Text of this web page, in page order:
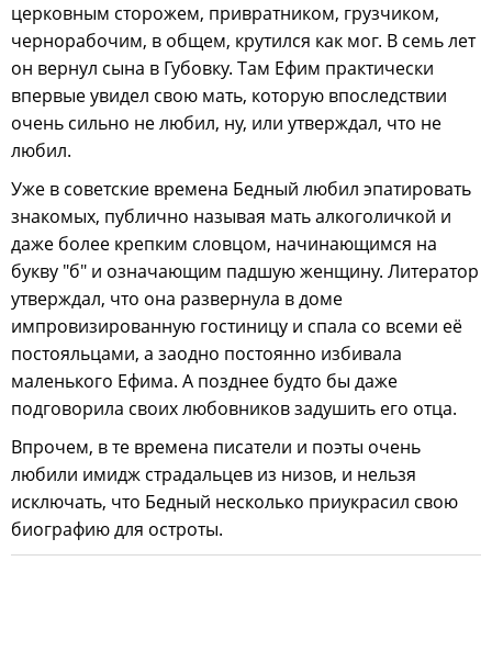
церковным сторожем, привратником, грузчиком,
чернорабочим, в общем, крутился как мог. В семь лет
он вернул сына в Губовку. Там Ефим практически
впервые увидел свою мать, которую впоследствии
очень сильно не любил, ну, или утверждал, что не
любил.
Уже в советские времена Бедный любил эпатировать
знакомых, публично называя мать алкоголичкой и
даже более крепким словцом, начинающимся на
букву "б" и означающим падшую женщину. Литератор
утверждал, что она развернула в доме
импровизированную гостиницу и спала со всеми её
постояльцами, а заодно постоянно избивала
маленького Ефима. А позднее будто бы даже
подговорила своих любовников задушить его отца.
Впрочем, в те времена писатели и поэты очень
любили имидж страдальцев из низов, и нельзя
исключать, что Бедный несколько приукрасил свою
биографию для остроты.